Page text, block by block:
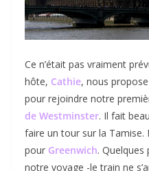
Ce n’était pas vraiment
hôte, Cathie, nous
pour rejoindre notre
de Westminster. Il fait
faire un tour sur la
pour Greenwich.
notre voyage -le train ne